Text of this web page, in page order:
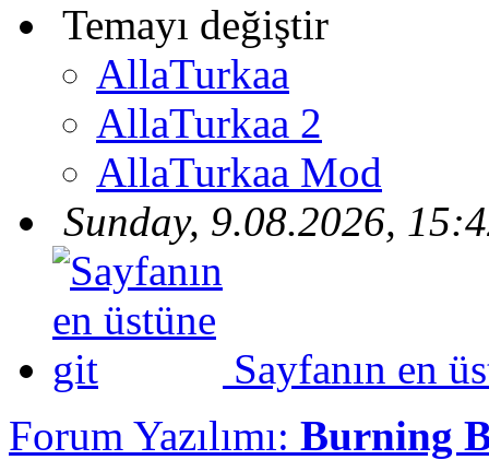
Temayı değiştir
AllaTurkaa
AllaTurkaa 2
AllaTurkaa Mod
Sunday, 9.08.2026,
Sayfanın en
Forum Yazılımı: Burning